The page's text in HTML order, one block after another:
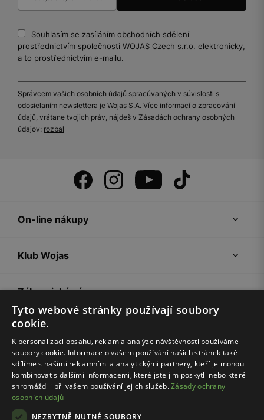
Souhlasím se zasíláním obchodních sdělení
prostřednictvím společnosti WOJAS Czech s.r.o. elektronicky,
a to prostřednictvím e-mailu.
Správcem vašich osobních údajů spracúvaných v súvislosti s
odosielaním newslettera je Wojas S.A. Více informací o zpracování
údajů, vrátane tvojich práv, nájdeš v Zásadách ochrany osobných
údajov: rozbal
On-line nákupy
Klub Wojas
Zákaznická zóna
Společnost Wojas
Rady
Tyto webové stránky používají soubory
cookie.
K personalizaci obsahu, reklam a analýze návštěvnosti používáme
soubory cookie. Informace o vašem používání našich stránek také
sdílíme s našimi reklamními a analytickými partnery, kteří je mohou
kombinovat s dalšími informacemi, které jste jim poskytli nebo které
shromáždili při vašem používání jejich služeb.Zásady ochrany
osobních údajů
NEZBYTNĚ NUTNÉ SOUBORY